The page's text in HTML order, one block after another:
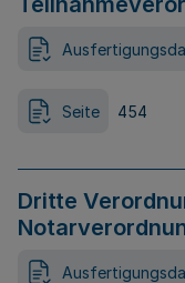
Seite 454
Dritte